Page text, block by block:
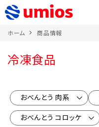
ホーム 商品情報
冷凍食品
おべんとう 肉系
おべんとう コロッケ